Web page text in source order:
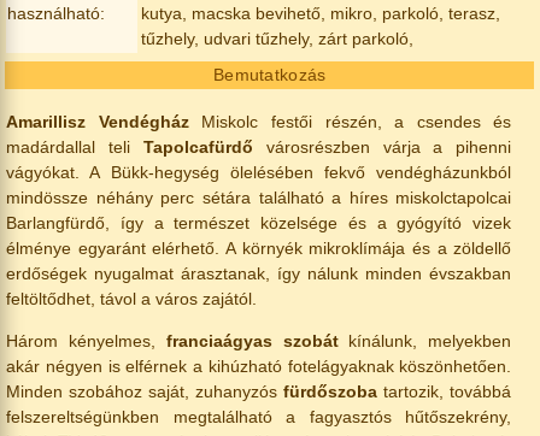
használható:
kutya, macska bevihető, mikro, parkoló, terasz,
tűzhely, udvari tűzhely, zárt parkoló,
Bemutatkozás
Amarillisz VendégházMiskolc festői részén, a csendes és
madárdallal teli Tapolcafürdő városrészben várja a pihenni
vágyókat. A Bükk-hegység ölelésében fekvő vendégházunkból
mindössze néhány perc sétára található a híres miskolctapolcai
Barlangfürdő, így a természet közelsége és a gyógyító vizek
élménye egyaránt elérhető. A környék mikroklímája és a zöldellő
erdőségek nyugalmat árasztanak, így nálunk minden évszakban
feltöltődhet, távol a város zajától.
Három kényelmes, franciaágyas szobátkínálunk, melyekben
akár négyen is elférnek a kihúzható fotelágyaknak köszönhetően.
Minden szobához saját, zuhanyzósfürdőszoba tartozik, továbbá
felszereltségünkben megtalálható a fagyasztós hűtőszekrény,